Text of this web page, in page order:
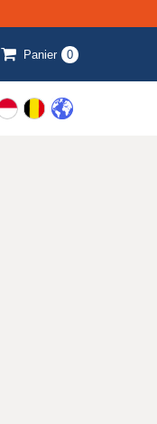
Panier 0